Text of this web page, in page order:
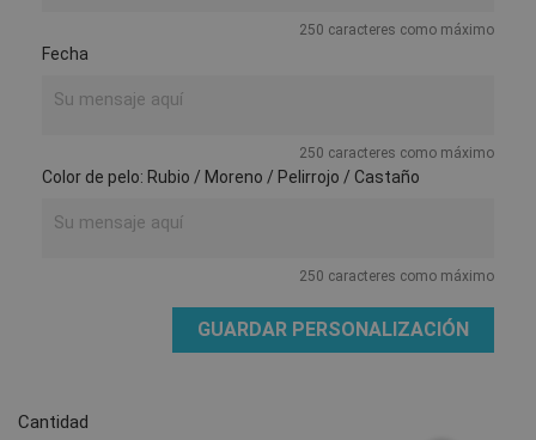
250 caracteres como máximo
Fecha
250 caracteres como máximo
Color de pelo: Rubio / Moreno / Pelirrojo / Castaño
250 caracteres como máximo
GUARDAR PERSONALIZACIÓN
Cantidad